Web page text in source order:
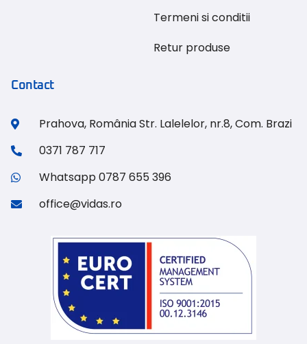
Termeni si conditii
Retur produse
Contact
Prahova, România Str. Lalelelor, nr.8, Com. Brazi
0371 787 717
Whatsapp 0787 655 396
office@vidas.ro